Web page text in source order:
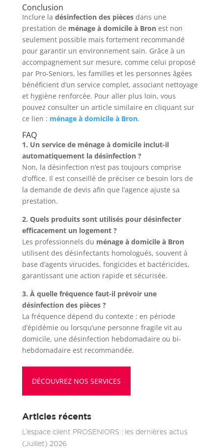
Conclusion
Inclure la désinfection des piècesdans une
prestation de ménage à domicile à Bronest non
seulement possible mais fortement recommandé
pour garantir un environnement sain. Grâce à un
accompagnement sur mesure, comme celui proposé
par Pro-Seniors, les familles et les personnes âgées
bénéficient d’un service complet, associant nettoyage
et hygiène renforcée. Pour aller plus loin, vous
pouvez consulter un article similaire en cliquant sur
ce lien : ménage à domicile à Bron.
FAQ
1. Un service de ménage à domicile inclut-il
automatiquement la désinfection ?
Non, la désinfection n’est pas toujours comprise
d’office. Il est conseillé de préciser ce besoin lors de
la demande de devis afin que l’agence ajuste sa
prestation.
2. Quels produits sont utilisés pour désinfecter
efficacement un logement ?
Les professionnels du ménage à domicile à Bron
utilisent des désinfectants homologués, souvent à
base d’agents virucides, fongicides et bactéricides,
garantissant une action rapide et sécurisée.
3. À quelle fréquence faut-il prévoir une
désinfection des pièces ?
La fréquence dépend du contexte : en période
d’épidémie ou lorsqu’une personne fragile vit au
domicile, une désinfection hebdomadaire ou bi-
hebdomadaire est recommandée.
DÉCOUVREZ NOS SERVICES
Articles récents
L’espace client PROSENIORS : les dernières actus
(Juillet) 2026